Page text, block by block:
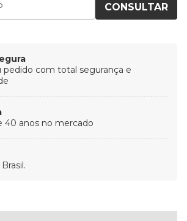
CONSULTAR
pedido com total segurança e
40 anos no mercado